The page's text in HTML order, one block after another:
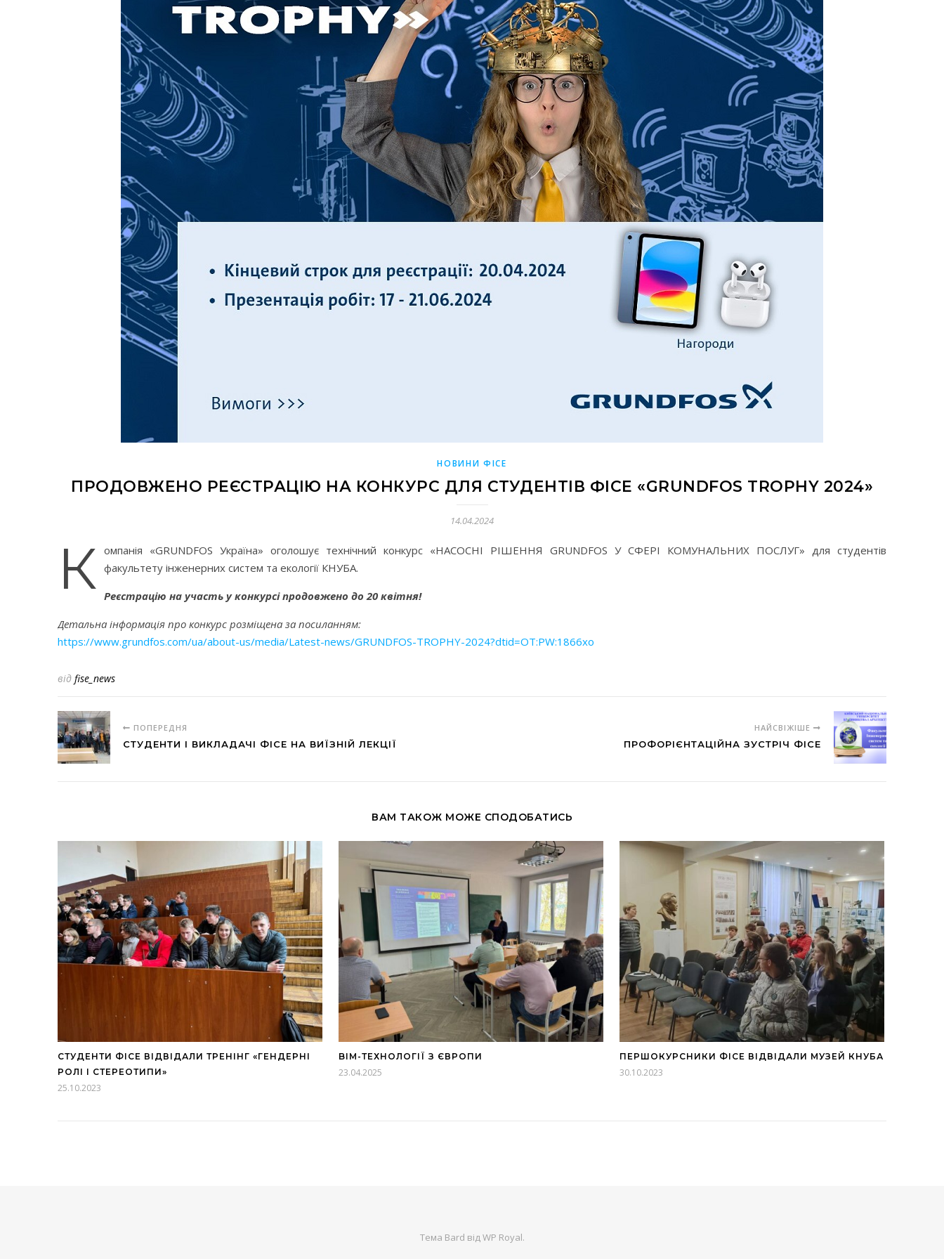
НОВИНИ ФІСЕ
ПРОДОВЖЕНО РЕЄСТРАЦІЮ НА КОНКУРС ДЛЯ СТУДЕНТІВ ФІСЕ «GRUNDFOS TROPHY 2024»
14.04.2024
К омпанія «GRUNDFOS Україна» оголошує технічний конкурс «НАСОСНІ РІШЕННЯ GRUNDFOS У СФЕРІ КОМУНАЛЬНИХ ПОСЛУГ» для студентів
факультету інженерних систем та екології КНУБА.
Реєстрацію на участь у конкурсі продовжено до 20 квітня!
Детальна інформація про конкурс розміщена за посиланням:
https://www.grundfos.com/ua/about-us/media/Latest-news/GRUNDFOS-TROPHY-2024?dtid=OT:PW:1866xo
від fise_news
ПОПЕРЕДНЯ
СТУДЕНТИ І ВИКЛАДАЧІ ФІСЕ НА ВИЇЗНІЙ ЛЕКЦІЇ
НАЙСВІЖІШЕ
ПРОФОРІЄНТАЦІЙНА ЗУСТРІЧ ФІСЕ
ВАМ ТАКОЖ МОЖЕ СПОДОБАТИСЬ
СТУДЕНТИ ФІСЕ ВІДВІДАЛИ ТРЕНІНГ «ГЕНДЕРНІ
РОЛІ І СТЕРЕОТИПИ»
25.10.2023
BIM-ТЕХНОЛОГІЇ З ЄВРОПИ
23.04.2025
ПЕРШОКУРСНИКИ ФІСЕ ВІДВІДАЛИ МУЗЕЙ КНУБА
30.10.2023
Тема Bard відWP Royal.